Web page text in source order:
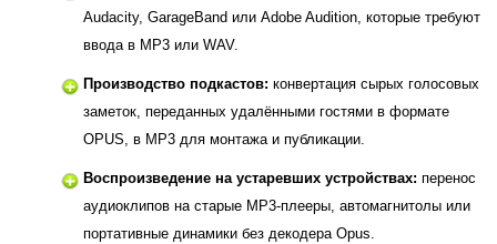
Audacity, GarageBand или Adobe Audition, которые требуют
ввода в MP3 или WAV.
Производство подкастов: конвертация сырых голосовых
заметок, переданных удалёнными гостями в формате
OPUS, в MP3 для монтажа и публикации.
Воспроизведение на устаревших устройствах: перенос
аудиоклипов на старые MP3-плееры, автомагнитолы или
портативные динамики без декодера Opus.